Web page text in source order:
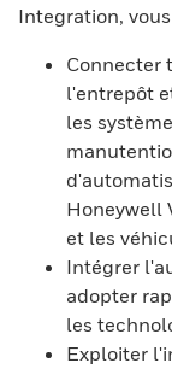
Integration,
Connecter
l'entrepôt
les
Honeywell
et les
Intégrer
adopter
les
Exploiter